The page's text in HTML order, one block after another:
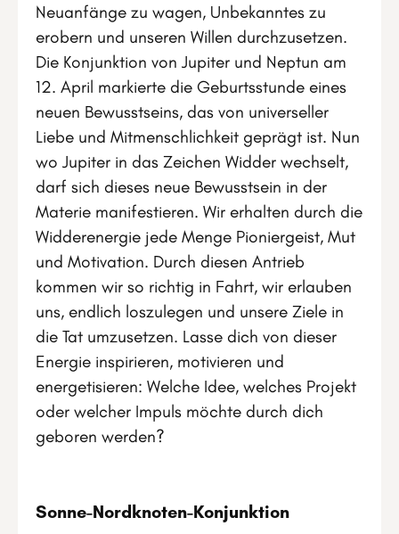
Neuanfänge zu wagen, Unbekanntes zu
erobern und unseren Willen durchzusetzen.
Die Konjunktion von Jupiter und Neptun am
12. April markierte die Geburtsstunde eines
neuen Bewusstseins, das von universeller
Liebe und Mitmenschlichkeit geprägt ist. Nun
wo Jupiter in das Zeichen Widder wechselt,
darf sich dieses neue Bewusstsein in der
Materie manifestieren. Wir erhalten durch die
Widderenergie jede Menge Pioniergeist, Mut
und Motivation. Durch diesen Antrieb
kommen wir so richtig in Fahrt, wir erlauben
uns, endlich loszulegen und unsere Ziele in
die Tat umzusetzen. Lasse dich von dieser
Energie inspirieren, motivieren und
energetisieren: Welche Idee, welches Projekt
oder welcher Impuls möchte durch dich
geboren werden?
Sonne-Nordknoten-Konjunktion